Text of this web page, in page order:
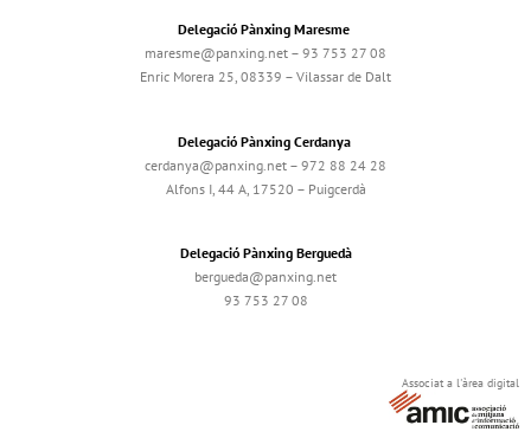
Delegació Pànxing Maresme
maresme@panxing.net – 93 753 27 08
Enric Morera 25, 08339 – Vilassar de Dalt
Delegació Pànxing Cerdanya
cerdanya@panxing.net – 972 88 24 28
Alfons I, 44 A, 17520 – Puigcerdà
Delegació Pànxing Berguedà
bergueda@panxing.net
93 753 27 08
Associat a l'àrea digital